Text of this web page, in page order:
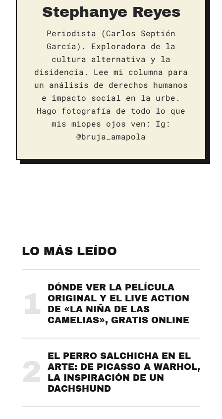
Stephanye Reyes
Periodista (Carlos Septién
García). Exploradora de la
cultura alternativa y la
disidencia. Lee mi columna para
un análisis de derechos humanos
e impacto social en la urbe.
Hago fotografía de todo lo que
mis miopes ojos ven: Ig:
@bruja_amapola
LO MÁS LEÍDO
1
DÓNDE VER LA PELÍCULA
ORIGINAL Y EL LIVE ACTION
DE «LA NIÑA DE LAS
CAMELIAS», GRATIS ONLINE
2
EL PERRO SALCHICHA EN EL
ARTE: DE PICASSO A WARHOL,
LA INSPIRACIÓN DE UN
DACHSHUND